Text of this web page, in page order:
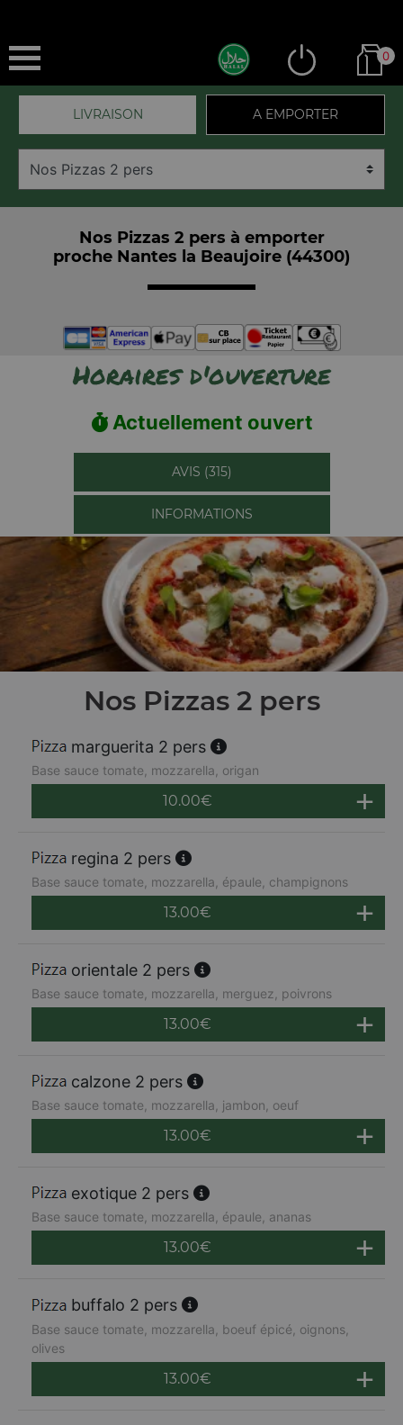
0
LIVRAISON A EMPORTER
Nos Pizzas 2 pers à emporter
proche Nantes la Beaujoire (44300)
Horaires d'ouverture
Actuellement ouvert
AVIS (315)
INFORMATIONS
Nos Pizzas 2 pers
marguerita 2 pers
Base sauce tomate, mozzarella, origan
10.00€
regina 2 pers
Base sauce tomate, mozzarella, épaule, champignons
13.00€
orientale 2 pers
Base sauce tomate, mozzarella, merguez, poivrons
13.00€
calzone 2 pers
Base sauce tomate, mozzarella, jambon, oeuf
13.00€
exotique 2 pers
Base sauce tomate, mozzarella, épaule, ananas
13.00€
buffalo 2 pers
Base sauce tomate, mozzarella, boeuf épicé, oignons,
olives
13.00€